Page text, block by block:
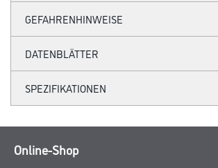
GEFAHRENHINWEISE
DATENBLÄTTER
SPEZIFIKATIONEN
Online-Shop